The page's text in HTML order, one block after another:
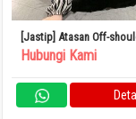
[Jastip] Atasan Off-
Zebra Panjang Mini Seksi
Hubungi Kami